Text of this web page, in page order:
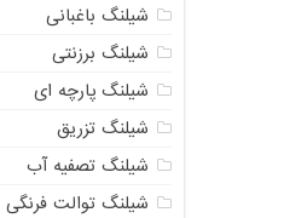
شیلنگ باغبانی
شیلنگ برزنتی
شیلنگ پارچه ای
شیلنگ تزریق
شیلنگ تصفیه آب
شیلنگ توالت فرنگی